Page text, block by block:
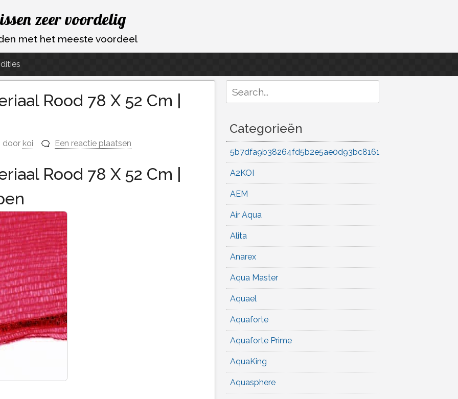
zeer voordelig
met het meeste voordeel
Rood 78 X 52 Cm |
door koi Een reactie plaatsen
Rood 78 X 52 Cm |
for:
Categorieën
5b7dfa9b38264fd5b2e5ae0d93bc8161
A2KOI
AEM
Air Aqua
Alita
Anarex
Aqua Master
Aquael
Aquaforte
Aquaforte Prime
AquaKing
Aquasphere